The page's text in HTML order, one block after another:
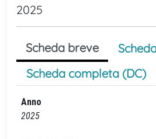
2025
Scheda breve
Scheda completa (DC)
Anno
2025